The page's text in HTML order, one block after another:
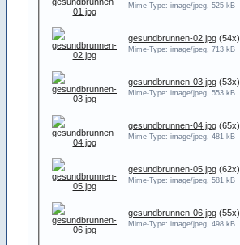
Mime-Type: image/jpeg, 525 kB
gesundbrunnen-02.jpg (54x)
Mime-Type: image/jpeg, 713 kB
gesundbrunnen-03.jpg (53x)
Mime-Type: image/jpeg, 553 kB
gesundbrunnen-04.jpg (65x)
Mime-Type: image/jpeg, 481 kB
gesundbrunnen-05.jpg (62x)
Mime-Type: image/jpeg, 581 kB
gesundbrunnen-06.jpg (55x)
Mime-Type: image/jpeg, 498 kB